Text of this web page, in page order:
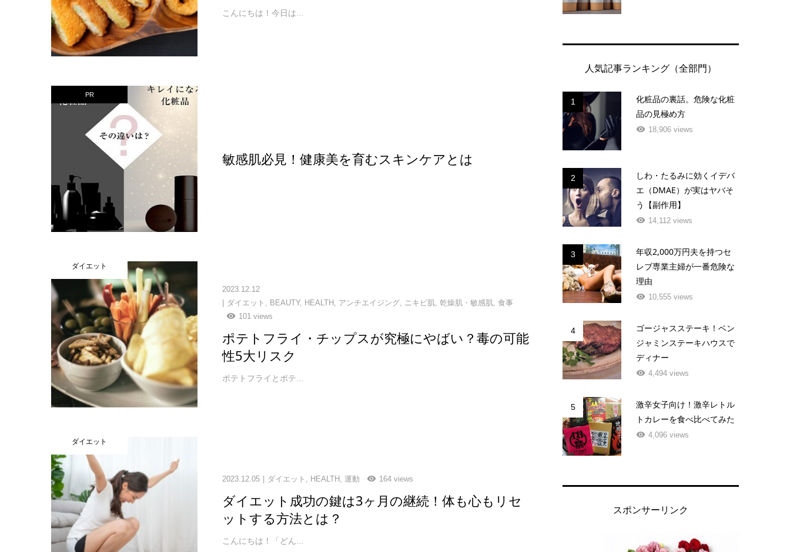
こんにちは！今日は...
PR
敏感肌必見！健康美を育むスキンケアとは
ダイエット
2023.12.12
ダイエット , BEAUTY, HEALTH , アンチエイジング, ニキビ肌,乾燥肌・敏感肌,食事
101 views
ポテトフライ・チップスが究極にやばい？毒の可能
性5大リスク
ポテトフライとポテ...
ダイエット
2023.12.05 ダイエット HEALTH ,運動 164 views
ダイエット成功の鍵は3ヶ月の継続！体も心もリセ
ットする方法とは？
こんにちは！「どん...
人気記事ランキング（全部門）
1
化粧品の裏話。危険な化粧
品の見極め方
18,906 views
2
しわ・たるみに効くイデバ
エ（DMAE）が実はヤバそ
う【副作用】
14,112 views
3
年収2,000万円夫を持つセ
レブ専業主婦が一番危険な
理由
10,555 views
4
ゴージャスステーキ！ベン
ジャミンステーキハウスで
ディナー
4,494 views
5
激辛女子向け！激辛レトル
トカレーを食べ比べてみた
4,096 views
スポンサーリンク